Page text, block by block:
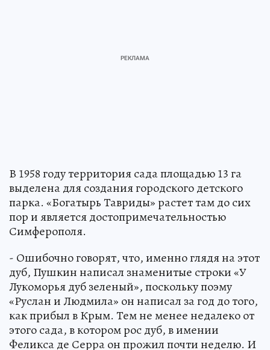
В 1958 году территория сада площадью 13 га
выделена для создания городского детского
парка. «Богатырь Тавриды» растет там до сих
пор и является достопримечательностью
Симферополя.
- Ошибочно говорят, что, именно глядя на этот
дуб, Пушкин написал знаменитые строки «У
Лукоморья дуб зеленый», поскольку поэму
«Руслан и Людмила» он написал за год до того,
как прибыл в Крым. Тем не менее недалеко от
этого сада, в котором рос дуб, в имении
Феликса де Серра он прожил почти неделю. И